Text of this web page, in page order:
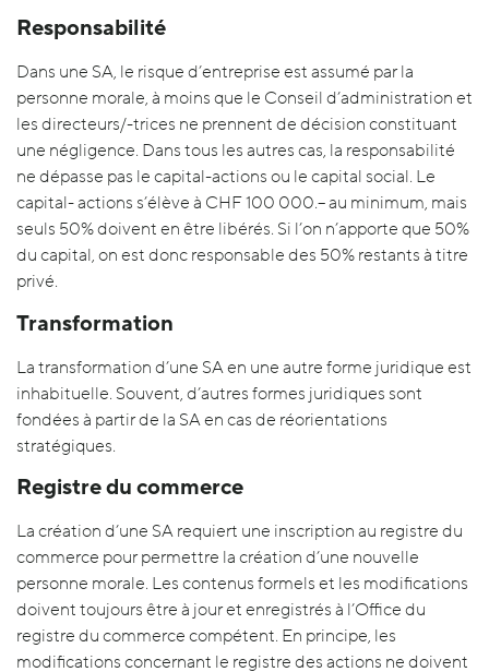
Responsabilité
Dans une SA, le risque d’entreprise est assumé par la
personne morale, à moins que le Conseil d’administration et
les directeurs/-trices ne prennent de décision constituant
une négligence. Dans tous les autres cas, la responsabilité
ne dépasse pas le capital-actions ou le capital social. Le
capital- actions s’élève à CHF 100 000.– au minimum, mais
seuls 50% doivent en être libérés. Si l’on n’apporte que 50%
du capital, on est donc responsable des 50% restants à titre
privé.
Transformation
La transformation d’une SA en une autre forme juridique est
inhabituelle. Souvent, d’autres formes juridiques sont
fondées à partir de la SA en cas de réorientations
stratégiques.
Registre du commerce
La création d’une SA requiert une inscription au registre du
commerce pour permettre la création d’une nouvelle
personne morale. Les contenus formels et les modifications
doivent toujours être à jour et enregistrés à l’Office du
registre du commerce compétent. En principe, les
modifications concernant le registre des actions ne doivent